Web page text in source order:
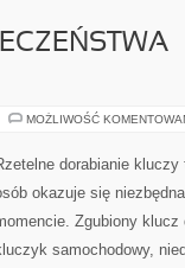
MOŻLIWOŚĆ
dorabianie kluczy
okazuje się
Zgubiony
samochodowy,